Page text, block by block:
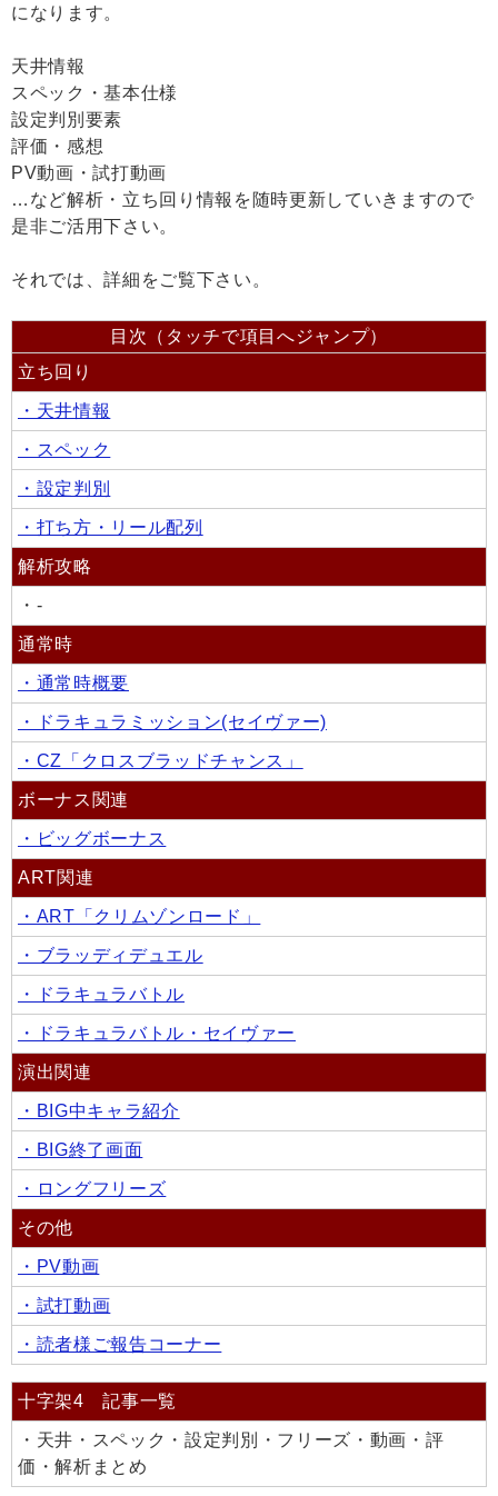
になります。
天井情報
スペック・基本仕様
設定判別要素
評価・感想
PV動画・試打動画
…など解析・立ち回り情報を随時更新していきますので
是非ご活用下さい。
それでは、詳細をご覧下さい。
目次（タッチで項目へジャンプ）
立ち回り
・天井情報
・スペック
・設定判別
・打ち方・リール配列
解析攻略
・-
通常時
・通常時概要
・ドラキュラミッション(セイヴァー)
・CZ「クロスブラッドチャンス」
ボーナス関連
・ビッグボーナス
ART関連
・ART「クリムゾンロード」
・ブラッディデュエル
・ドラキュラバトル
・ドラキュラバトル・セイヴァー
演出関連
・BIG中キャラ紹介
・BIG終了画面
・ロングフリーズ
その他
・PV動画
・試打動画
・読者様ご報告コーナー
十字架4 記事一覧
・天井・スペック・設定判別・フリーズ・動画・評
価・解析まとめ